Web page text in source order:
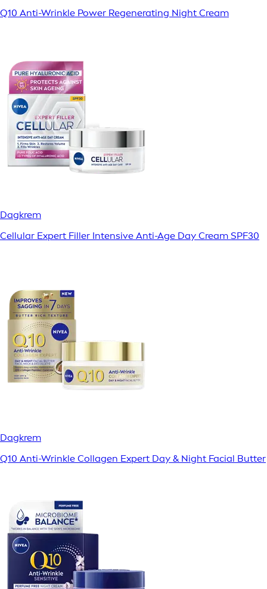
Q10 Anti-Wrinkle Power Regenerating Night Cream
Dagkrem
Cellular Expert Filler Intensive Anti-Age Day Cream SPF30
Dagkrem
Q10 Anti-Wrinkle Collagen Expert Day & Night Facial Butter